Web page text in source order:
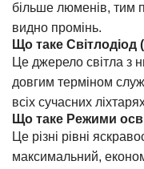
більше люменів, тим
видно промінь.
Що таке Світлодіод
Це джерело світла з
довгим терміном
всіх сучасних
Що таке Режими
Це різні рівні
максимальний,